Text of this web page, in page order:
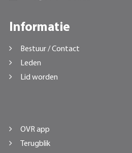
Informatie
Bestuur / Contact
Leden
Lid worden
OVR app
Terugblik